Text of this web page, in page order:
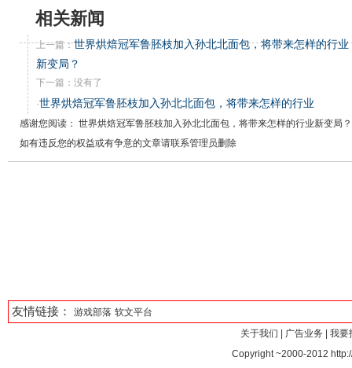
相关新闻
上一篇：世界烘焙冠军鲁胚枝加入孙北北面包，将带来怎样的行业
新变局？
下一篇：没有了
·世界烘焙冠军鲁胚枝加入孙北北面包，将带来怎样的行业
感谢您阅读： 世界烘焙冠军鲁胚枝加入孙北北面包，将带来怎样的行业新变局？
如有违反您的权益或有争意的文章请联系管理员删除
友情链接： 游戏部落 软文平台
关于我们
广告业务
我要
Copyright ~2000-2012